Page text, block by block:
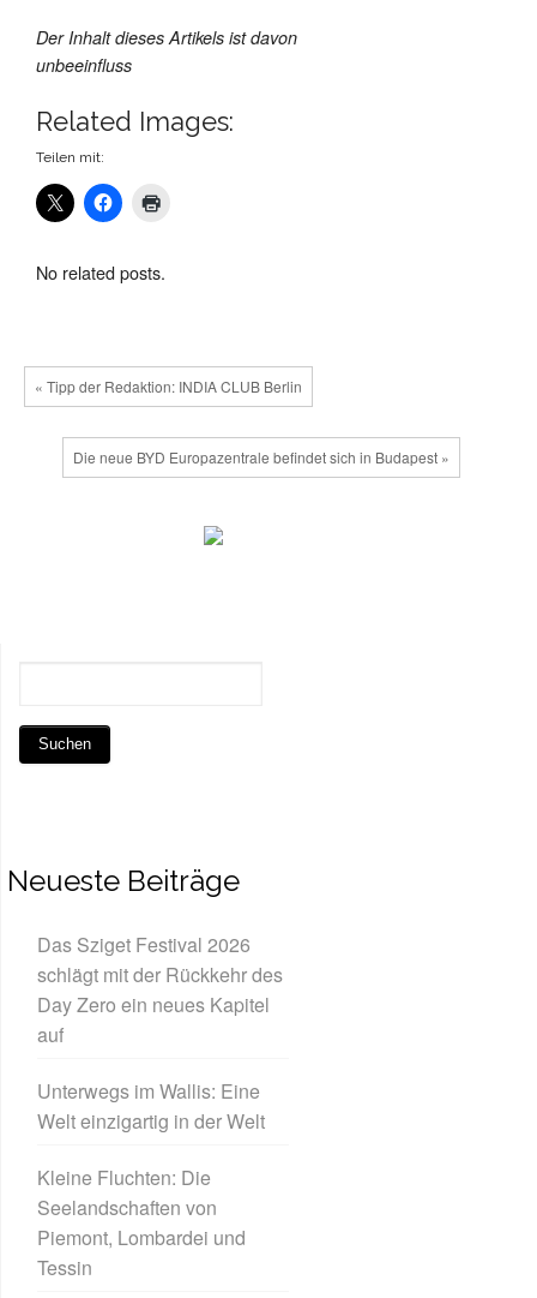
Der Inhalt dieses Artikels ist davon
unbeeinfluss
Related Images:
Teilen mit:
No related posts.
« Tipp der Redaktion: INDIA CLUB Berlin
Die neue BYD Europazentrale befindet sich in Budapest »
Neueste Beiträge
Das Sziget Festival 2026
schlägt mit der Rückkehr des
Day Zero ein neues Kapitel
auf
Unterwegs im Wallis: Eine
Welt einzigartig in der Welt
Kleine Fluchten: Die
Seelandschaften von
Piemont, Lombardei und
Tessin